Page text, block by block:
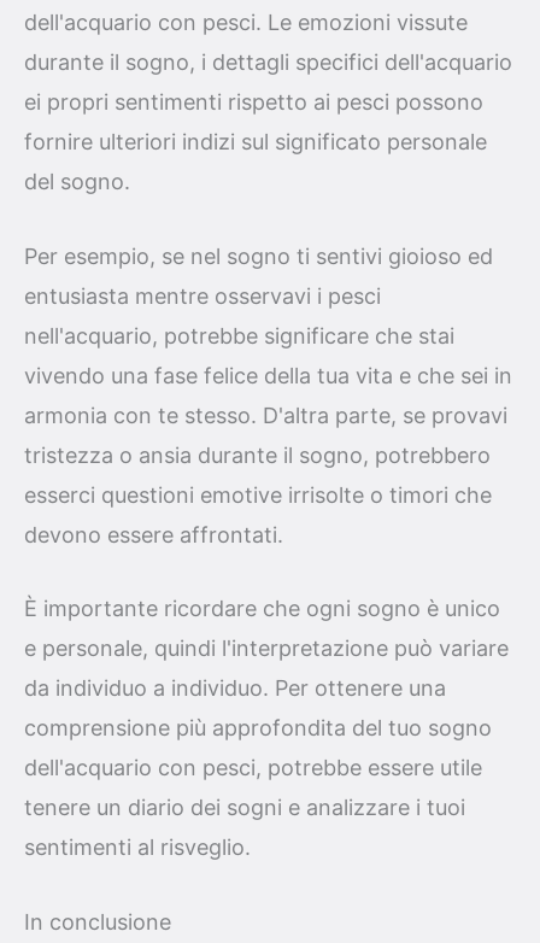
dell'acquario con pesci. Le emozioni vissute
durante il sogno, i dettagli specifici dell'acquario
ei propri sentimenti rispetto ai pesci possono
fornire ulteriori indizi sul significato personale
del sogno.
Per esempio, se nel sogno ti sentivi gioioso ed
entusiasta mentre osservavi i pesci
nell'acquario, potrebbe significare che stai
vivendo una fase felice della tua vita e che sei in
armonia con te stesso. D'altra parte, se provavi
tristezza o ansia durante il sogno, potrebbero
esserci questioni emotive irrisolte o timori che
devono essere affrontati.
È importante ricordare che ogni sogno è unico
e personale, quindi l'interpretazione può variare
da individuo a individuo. Per ottenere una
comprensione più approfondita del tuo sogno
dell'acquario con pesci, potrebbe essere utile
tenere un diario dei sogni e analizzare i tuoi
sentimenti al risveglio.
In conclusione